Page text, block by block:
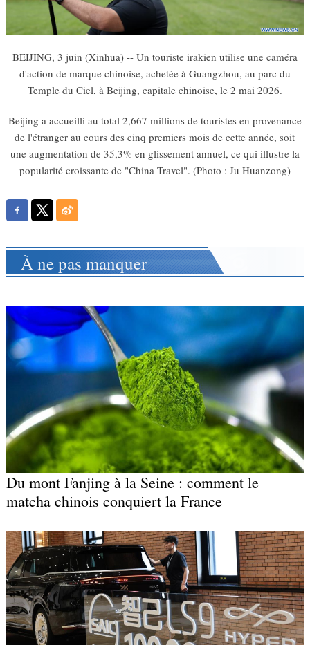
BEIJING, 3 juin (Xinhua) -- Un touriste irakien utilise une caméra
d'action de marque chinoise, achetée à Guangzhou, au parc du
Temple du Ciel, à Beijing, capitale chinoise, le 2 mai 2026.
Beijing a accueilli au total 2,667 millions de touristes en provenance
de l'étranger au cours des cinq premiers mois de cette année, soit
une augmentation de 35,3% en glissement annuel, ce qui illustre la
popularité croissante de "China Travel". (Photo : Ju Huanzong)
À ne pas manquer
Du mont Fanjing à la Seine : comment le
matcha chinois conquiert la France